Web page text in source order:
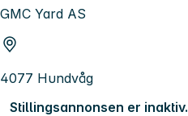
GMC Yard AS
4077 Hundvåg
Stillingsannonsen er inaktiv.